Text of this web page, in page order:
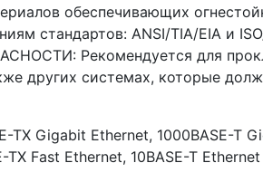
обеспечивающих
стандартов: ANSI/TIA/EIA и
Рекомендуется для
других системах, которые
Gigabit Ethernet, 1000BASE-T
TX Fast Ethernet, 10BASE-T Ethernet